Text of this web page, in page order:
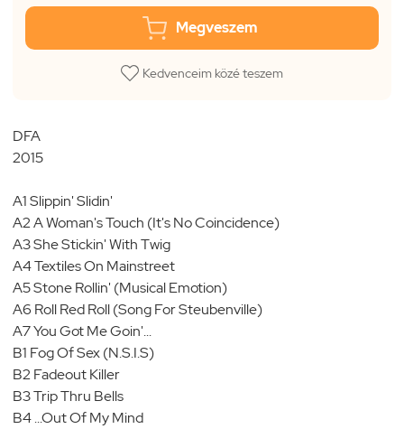
Megveszem
Kedvenceim közé teszem
DFA
2015
A1 Slippin' Slidin'
A2 A Woman's Touch (It's No Coincidence)
A3 She Stickin' With Twig
A4 Textiles On Mainstreet
A5 Stone Rollin' (Musical Emotion)
A6 Roll Red Roll (Song For Steubenville)
A7 You Got Me Goin'...
B1 Fog Of Sex (N.S.I.S)
B2 Fadeout Killer
B3 Trip Thru Bells
B4 ...Out Of My Mind